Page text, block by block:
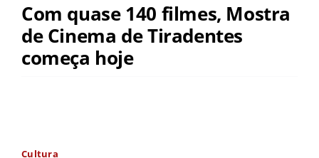
Com quase 140 filmes, Mostra
de Cinema de Tiradentes
começa hoje
Cultura